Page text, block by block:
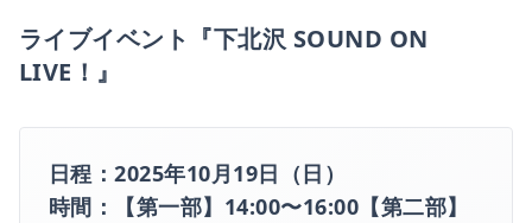
ライブイベント『下北沢 SOUND ON
LIVE！』
日程：2025年10月19日（日）
時間：【第一部】14:00〜16:00【第二部】